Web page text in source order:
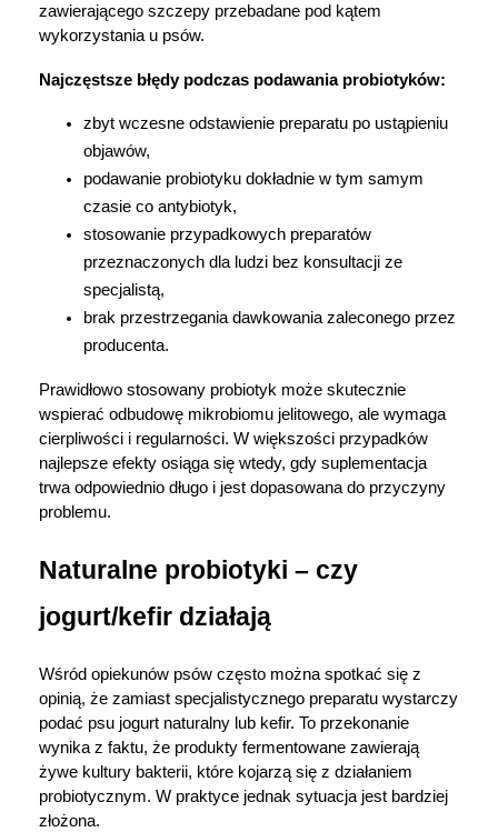
zawierającego szczepy przebadane pod kątem
wykorzystania u psów.
Najczęstsze błędy podczas podawania probiotyków:
zbyt wczesne odstawienie preparatu po ustąpieniu
objawów,
podawanie probiotyku dokładnie w tym samym
czasie co antybiotyk,
stosowanie przypadkowych preparatów
przeznaczonych dla ludzi bez konsultacji ze
specjalistą,
brak przestrzegania dawkowania zaleconego przez
producenta.
Prawidłowo stosowany probiotyk może skutecznie
wspierać odbudowę mikrobiomu jelitowego, ale wymaga
cierpliwości i regularności. W większości przypadków
najlepsze efekty osiąga się wtedy, gdy suplementacja
trwa odpowiednio długo i jest dopasowana do przyczyny
problemu.
Naturalne probiotyki – czy
jogurt/kefir działają
Wśród opiekunów psów często można spotkać się z
opinią, że zamiast specjalistycznego preparatu wystarczy
podać psu jogurt naturalny lub kefir. To przekonanie
wynika z faktu, że produkty fermentowane zawierają
żywe kultury bakterii, które kojarzą się z działaniem
probiotycznym. W praktyce jednak sytuacja jest bardziej
złożona.